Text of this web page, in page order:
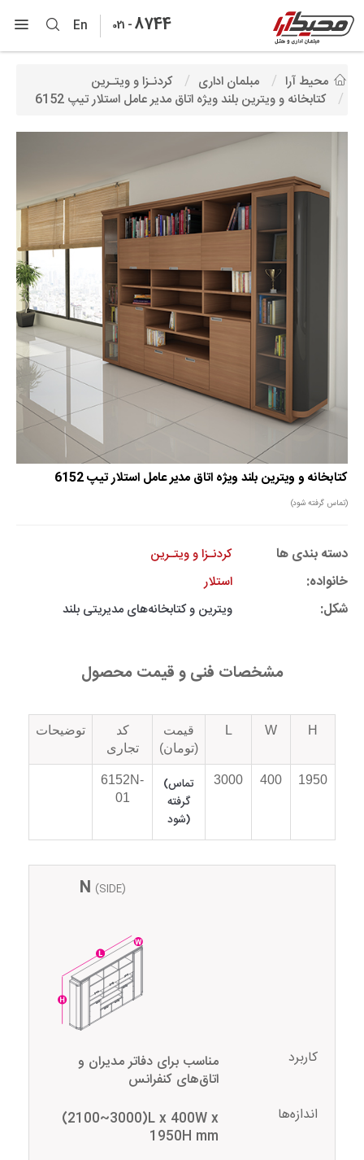
En 021 -8744
محیط آرا مبلمان اداری
کردنـزا و ویتـرین
کتابخانه و ویترین بلند ویژه اتاق مدیر عامل استلار تیپ 6152
کتابخانه و ویترین بلند ویژه اتاق مدیر عامل استلار تیپ 6152
(تماس گرفته شود)
دسته بندی ها کردنـزا و ویتـرین
خانواده: استلار
شکل: ویترین و کتابخانه‌های مدیریتی بلند
مشخصات فنی و قیمت محصول
H
W
L
قیمت
(تومان)
کد
تجاری
توضیحات
1950
400
3000
(تماس
گرفته
شود)
6152N-
01
N (SIDE)
کاربرد
مناسب برای دفاتر مدیران و
اتاق‌های کنفرانس
اندازه‌ها
(2100~3000)L x 400W x
1950H mm